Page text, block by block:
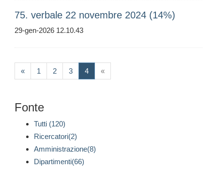
75. verbale 22 novembre 2024 (14%)
29-gen-2026 12.10.43
« 1 2 3 4(current)
«
Fonte
Tutti (120)
Ricercatori(2)
Amministrazione(8)
Dipartimenti(66)